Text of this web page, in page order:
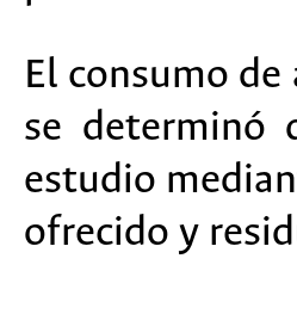
El consumo
se determinó
estudio
ofrecido y